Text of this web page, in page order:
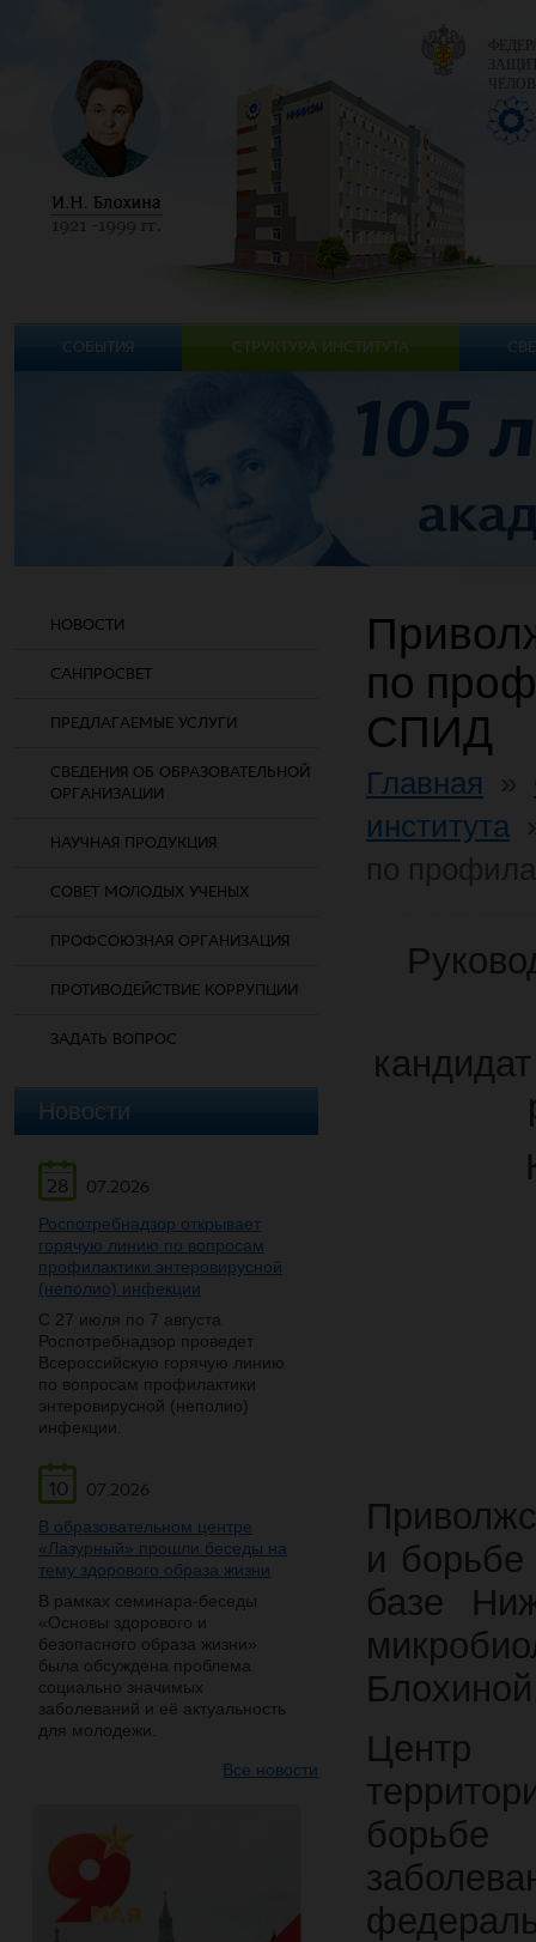
НОВОСТИ
САНПРОСВЕТ
ПРЕДЛАГАЕМЫЕ УСЛУГИ
СВЕДЕНИЯ ОБ ОБРАЗОВАТЕЛЬНОЙ
ОРГАНИЗАЦИИ
НАУЧНАЯ ПРОДУКЦИЯ
СОВЕТ МОЛОДЫХ УЧЕНЫХ
ПРОФСОЮЗНАЯ ОРГАНИЗАЦИЯ
ПРОТИВОДЕЙСТВИЕ КОРРУПЦИИ
ЗАДАТЬ ВОПРОС
Новости
28
07.2026
Роспотребнадзор открывает
горячую линию по вопросам
профилактики энтеровирусной
(неполио) инфекции
С 27 июля по 7 августа
Роспотребнадзор проведет
Всероссийскую горячую линию
по вопросам профилактики
энтеровирусной (неполио)
инфекции.
10
07.2026
В образовательном центре
«Лазурный» прошли беседы на
тему здорового образа жизни
В рамках семинара-беседы
«Основы здорового и
безопасного образа жизни»
была обсуждена проблема
социально значимых
заболеваний и её актуальность
для молодежи.
Все новости
по
СПИД
Главная
института
и
базе
СОБЫТИЯ СТРУКТУРА ИНСТИТУТА